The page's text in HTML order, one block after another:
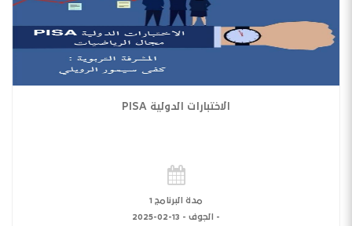
الاختبارات الدولية PISA
مدة البرنامج 1
- الجوف - 13-02-2025